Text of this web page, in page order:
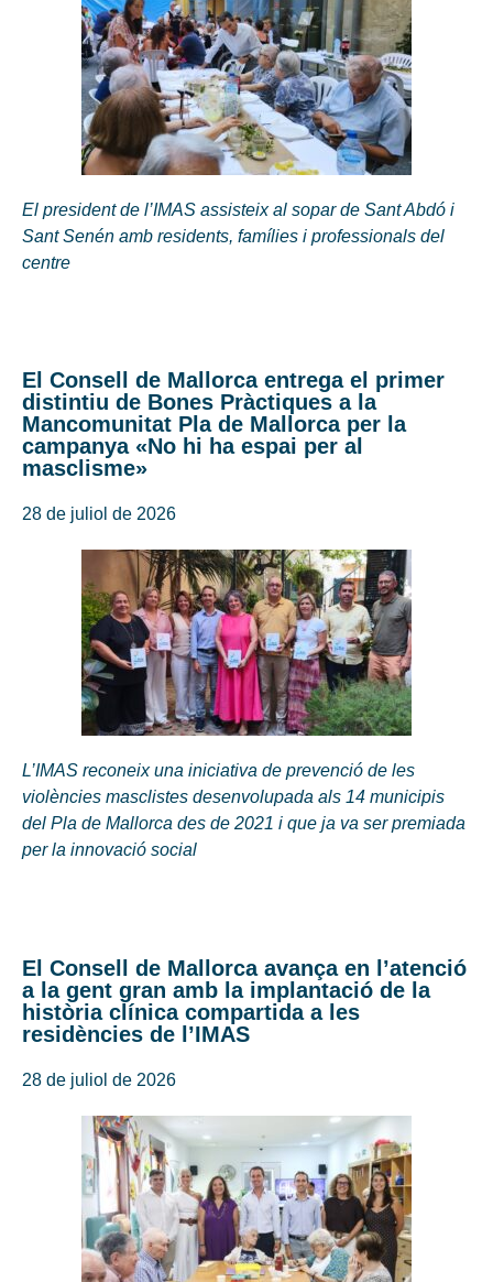
El president de l’IMAS assisteix al sopar de Sant Abdó i
Sant Senén amb residents, famílies i professionals del
centre
El Consell de Mallorca entrega el primer
distintiu de Bones Pràctiques a la
Mancomunitat Pla de Mallorca per la
campanya «No hi ha espai per al
masclisme»
28 de juliol de 2026
L’IMAS reconeix una iniciativa de prevenció de les
violències masclistes desenvolupada als 14 municipis
del Pla de Mallorca des de 2021 i que ja va ser premiada
per la innovació social
El Consell de Mallorca avança en l’atenció
a la gent gran amb la implantació de la
història clínica compartida a les
residències de l’IMAS
28 de juliol de 2026